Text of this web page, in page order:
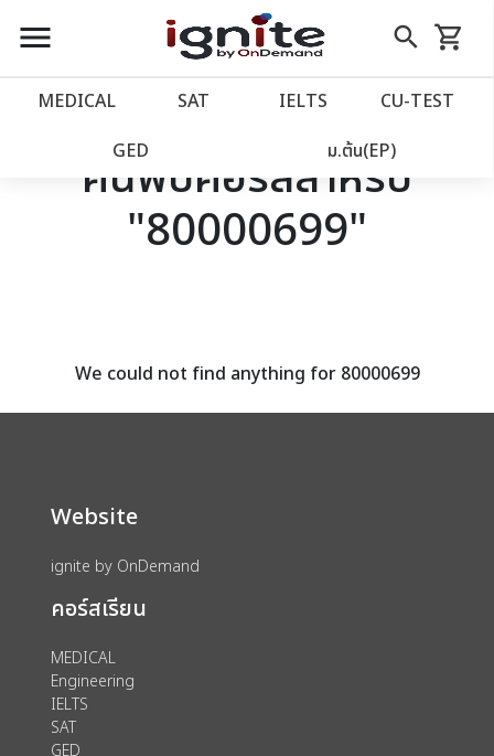
close
account_balance หน้าแรก
เว็บไซต์อิกไนท์
โปรโมชั่น
assignment ลงทะเบียน
menu search
Skip
to
shopping_cart
รถเข็น
MEDICAL SAT IELTS CU‑TEST
GED ม.ต้น(EP)
ค้นพบคอร์สสำหรับ
"80000699"
We could not find anything for 80000699
Website
ignite by OnDemand
คอร์สเรียน
MEDICAL
Engineering
IELTS
SAT
GED